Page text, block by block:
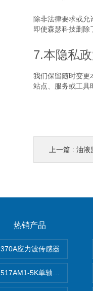
除非法律要求或
即使森瑟科技删除
7.本隐私
我们保留随时变更
站点、服务或工具
上一篇 : 油液
热销产品
370A应力波传感器
517AM1-5K单轴冲击IEPE加